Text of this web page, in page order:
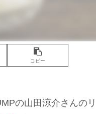
コピー
の山田涼介さんのリ